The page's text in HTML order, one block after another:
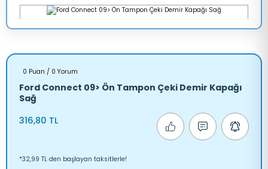
0 Puan / 0 Yorum
Ford Connect 09> Ön Tampon Çeki Demir Kapağı
Sağ
316,80 TL
*32,99 TL den başlayan taksitlerle!